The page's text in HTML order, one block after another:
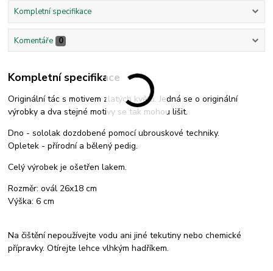
Kompletní specifikace
Komentáře 0
Kompletní specifikace
Originální tác s motivem zlatých květů. Jedná se o originální
výrobky a dva stejné motivy se tak mohou lišit.
Dno - sololak dozdobené pomocí ubrouskové techniky.
Opletek - přírodní a bělený pedig.
Celý výrobek je ošetřen lakem.
Rozměr: ovál 26x18 cm
Výška: 6 cm
Na čištění nepoužívejte vodu ani jiné tekutiny nebo chemické
přípravky. Otírejte lehce vlhkým hadříkem.